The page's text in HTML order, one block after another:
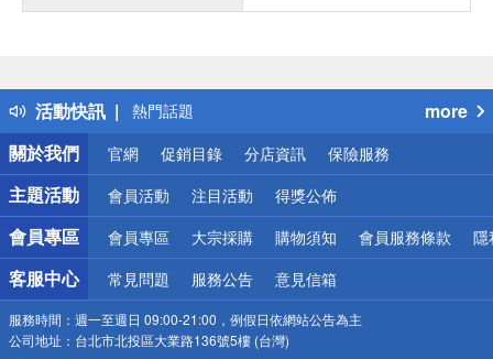
活動快訊
得獎公告
熱門話題
銀行優惠
偏遠地區配送
詐騙網頁！請小心！
more
關於我們
官網 促銷目錄 分店資訊 保險服務
主題活動 會員活動 注目活動 得獎公佈
會員專區 會員專區 大宗採購 購物須知 會員服務條款 隱
客服中心 常見問題 服務公告 意見信箱
服務時間： 週一至週日 09:00-21:00，例假日依網站公告為主
公司地址： 台北市北投區大業路136號5樓 (台灣)